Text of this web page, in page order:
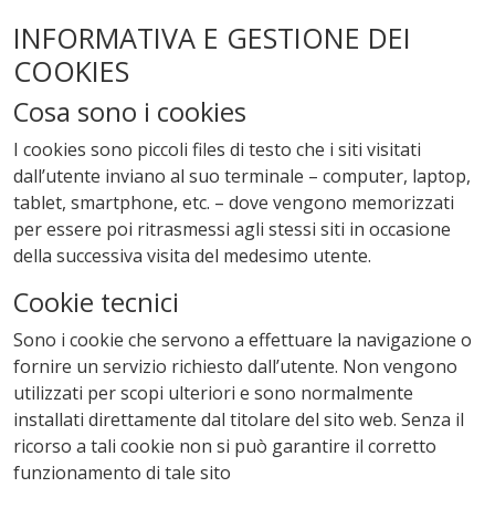
INFORMATIVA E GESTIONE DEI
COOKIES
Cosa sono i cookies
I cookies sono piccoli files di testo che i siti visitati
dall’utente inviano al suo terminale – computer, laptop,
tablet, smartphone, etc. – dove vengono memorizzati
per essere poi ritrasmessi agli stessi siti in occasione
della successiva visita del medesimo utente.
Cookie tecnici
Sono i cookie che servono a effettuare la navigazione o
fornire un servizio richiesto dall’utente. Non vengono
utilizzati per scopi ulteriori e sono normalmente
installati direttamente dal titolare del sito web. Senza il
ricorso a tali cookie non si può garantire il corretto
funzionamento di tale sito